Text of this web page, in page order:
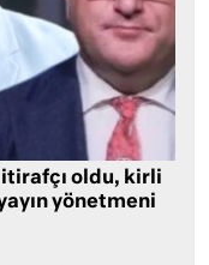
itirafçı oldu, kirli
yönetmeni